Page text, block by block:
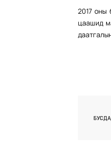
2017 оны
цаашид